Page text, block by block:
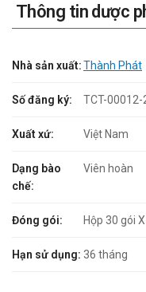
Thông tin dược
Nhà sản xuất:Thành Phát
Số đăng ký: TCT-00012-
Xuất xứ: Việt Nam
Dạng bào
chế:
Viên hoàn
Đóng gói: Hộp 30 gói
Hạn sử dụng: 36 tháng